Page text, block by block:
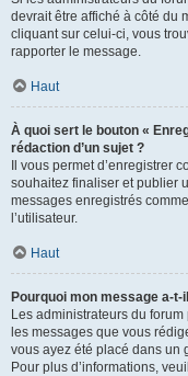
devrait être affiché à côté du
cliquant sur celui-ci, vous
rapporter le message.
Haut
À quoi sert le bouton «
rédaction d’un sujet ?
Il vous permet d’enregistrer
souhaitez finaliser et publier
messages enregistrés
l’utilisateur.
Haut
Pourquoi mon message a-t-
Les administrateurs du
les messages que vous
vous ayez été placé dans un
Pour plus d’informations,